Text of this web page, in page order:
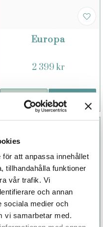
att anpassa innehållet
tillhandahålla funktioner
vår trafik. Vi
och annan
sociala medier och
vi samarbetar med.
Europa
2 399 kr
Köp
Läs mer